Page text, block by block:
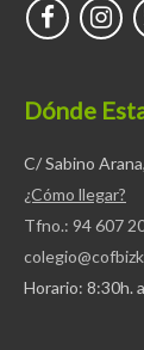
Dónde
C/ Sabino
¿Cómo llegar?
Tfno.: 94 607
Horario: 8:30h.